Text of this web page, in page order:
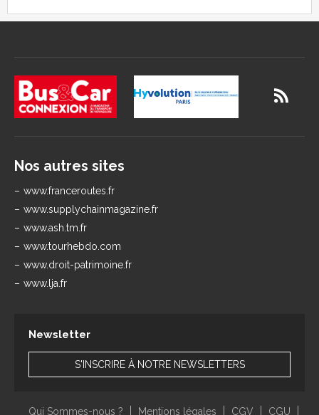
Nos autres sites
www.franceroutes.fr
www.supplychainmagazine.fr
www.ash.tm.fr
www.tourhebdo.com
www.droit-patrimoine.fr
www.lja.fr
Newsletter
S'INSCRIRE À NOTRE NEWSLETTERS
Qui Sommes-nous ? Mentions légales CGV CGU